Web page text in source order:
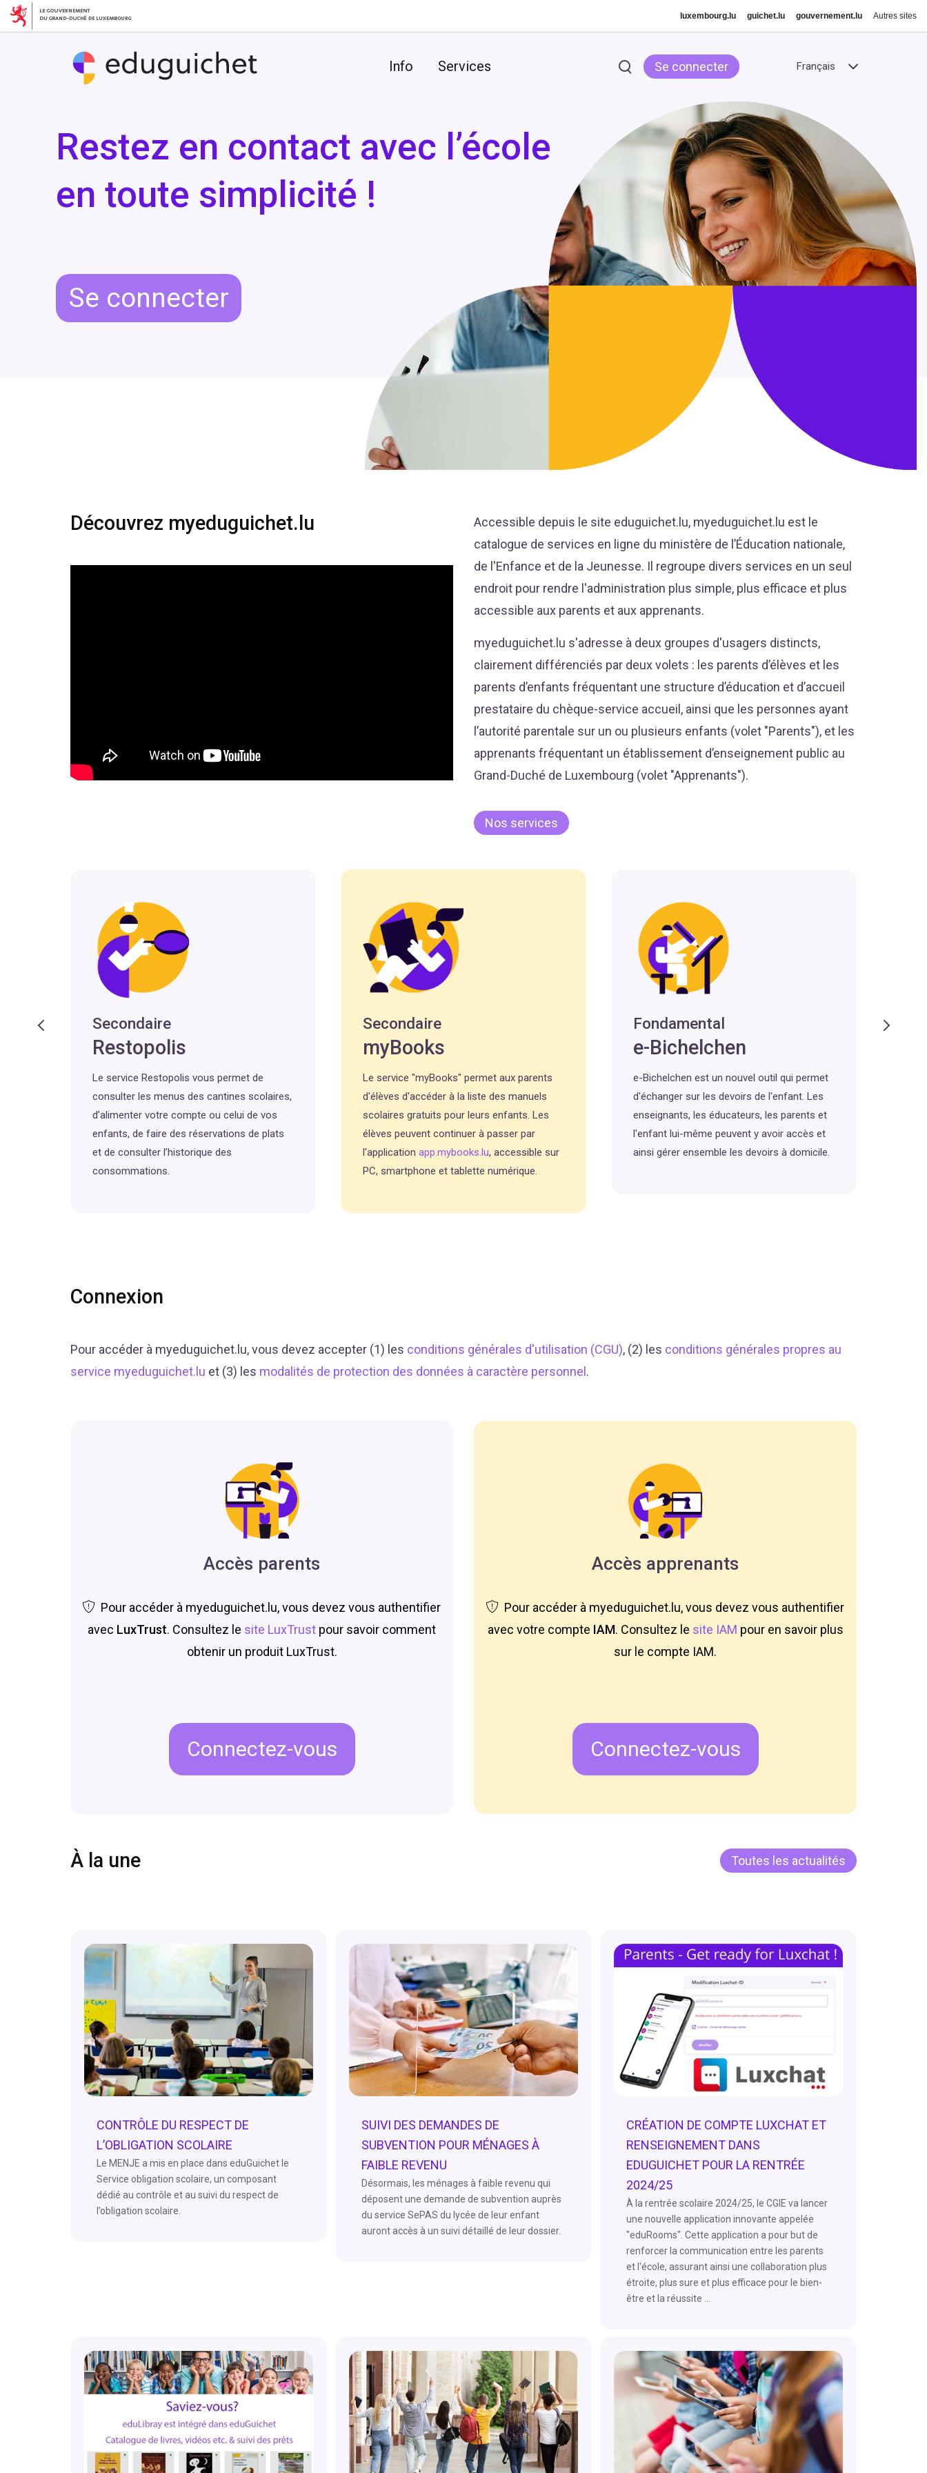
luxembourg.lu guichet.lu gouvernement.lu Autres sites
Info Services Se connecter Français
Restez en contact avec l’école
en toute simplicité !
Se connecter
Découvrez myeduguichet.lu
Accessible depuis le site eduguichet.lu, myeduguichet.lu est le
catalogue de services en ligne du ministère de l’Éducation nationale,
de l'Enfance et de la Jeunesse. Il regroupe divers services en un seul
endroit pour rendre l'administration plus simple, plus efficace et plus
accessible aux parents et aux apprenants.
myeduguichet.lu s'adresse à deux groupes d'usagers distincts,
clairement différenciés par deux volets : les parents d’élèves et les
parents d’enfants fréquentant une structure d’éducation et d’accueil
prestataire du chèque-service accueil, ainsi que les personnes ayant
l’autorité parentale sur un ou plusieurs enfants (volet "Parents"), et les
apprenants fréquentant un établissement d’enseignement public au
Grand-Duché de Luxembourg (volet "Apprenants").
Nos services
Secondaire
Restopolis
Le service Restopolis vous permet de
consulter les menus des cantines scolaires,
d’alimenter votre compte ou celui de vos
enfants, de faire des réservations de plats
et de consulter l’historique des
consommations.
Secondaire
myBooks
Le service "myBooks" permet aux parents
d'élèves d'accéder à la liste des manuels
scolaires gratuits pour leurs enfants. Les
élèves peuvent continuer à passer par
l'application app.mybooks.lu, accessible sur
PC, smartphone et tablette numérique.
Fondamental
e-Bichelchen
e-Bichelchen est un nouvel outil qui permet
d'échanger sur les devoirs de l'enfant. Les
enseignants, les éducateurs, les parents et
l'enfant lui-même peuvent y avoir accès et
ainsi gérer ensemble les devoirs à domicile.
Connexion
Pour accéder à myeduguichet.lu, vous devez accepter (1) les conditions générales d'utilisation (CGU), (2) les conditions générales propres au
service myeduguichet.lu et (3) les modalités de protection des données à caractère personnel .
Accès parents
Pour accéder à myeduguichet.lu, vous devez vous authentifier
avec LuxTrust. Consultez le site LuxTrust pour savoir comment
obtenir un produit LuxTrust.
Connectez-vous
Accès apprenants
Pour accéder à myeduguichet.lu, vous devez vous authentifier
avec votre compte IAM. Consultez le site IAM pour en savoir plus
sur le compte IAM.
Connectez-vous
À la une Toutes les actualités
CONTRÔLE DU RESPECT DE
L’OBLIGATION SCOLAIRE
Le MENJE a mis en place dans eduGuichet le
Service obligation scolaire, un composant
dédié au contrôle et au suivi du respect de
l’obligation scolaire.
SUIVI DES DEMANDES DE
SUBVENTION POUR MÉNAGES À
FAIBLE REVENU
Désormais, les ménages à faible revenu qui
déposent une demande de subvention auprès
du service SePAS du lycée de leur enfant
auront accès à un suivi détaillé de leur dossier.
CRÉATION DE COMPTE LUXCHAT ET
RENSEIGNEMENT DANS
EDUGUICHET POUR LA RENTRÉE
2024/25
À la rentrée scolaire 2024/25, le CGIE va lancer
une nouvelle application innovante appelée
"eduRooms". Cette application a pour but de
renforcer la communication entre les parents
et l'école, assurant ainsi une collaboration plus
étroite, plus sure et plus efficace pour le bien-
être et la réussite ...